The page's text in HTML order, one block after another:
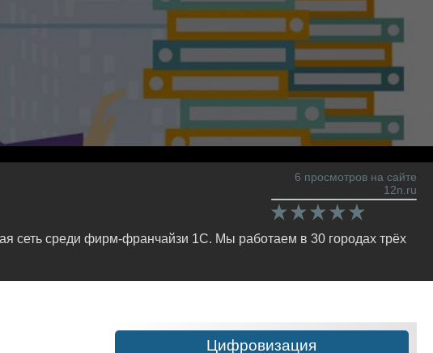
6 просмотров на сайте
12n.ru
среди фирм-франчайзи 1С. Мы работаем в 30 городах трёх
Цифровизация